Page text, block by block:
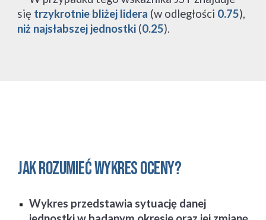
się trzykrotnie bliżej lidera (w odległości 0.75
niż najsłabszej jednostki (0.25).
Jak rozumieć wykres oceny?
Wykres przedstawia sytuację danej